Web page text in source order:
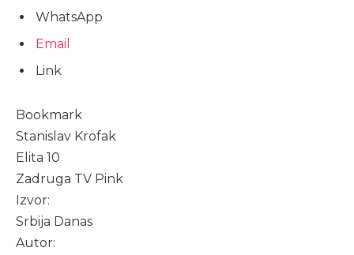
WhatsApp
Email
Link
Bookmark
Stanislav Krofak
Elita 10
Zadruga TV Pink
Izvor:
Srbija Danas
Autor: